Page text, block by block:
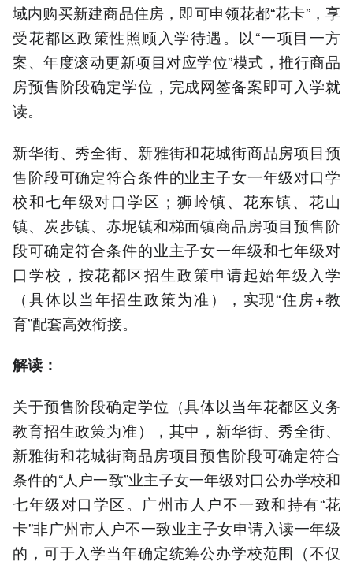
域内购买新建商品住房，即可申领花都“花卡”，享
受花都区政策性照顾入学待遇。以“一项目一方
案、年度滚动更新项目对应学位”模式，推行商品
房预售阶段确定学位，完成网签备案即可入学就
读。
新华街、秀全街、新雅街和花城街商品房项目预
售阶段可确定符合条件的业主子女一年级对口学
校和七年级对口学区；狮岭镇、花东镇、花山
镇、炭步镇、赤坭镇和梯面镇商品房项目预售阶
段可确定符合条件的业主子女一年级和七年级对
口学校，按花都区招生政策申请起始年级入学
（具体以当年招生政策为准），实现“住房+教
育”配套高效衔接。
解读：
关于预售阶段确定学位（具体以当年花都区义务
教育招生政策为准），其中，新华街、秀全街、
新雅街和花城街商品房项目预售阶段可确定符合
条件的“人户一致”业主子女一年级对口公办学校和
七年级对口学区。广州市人户不一致和持有“花
卡”非广州市人户不一致业主子女申请入读一年级
的，可于入学当年确定统筹公办学校范围（不仅